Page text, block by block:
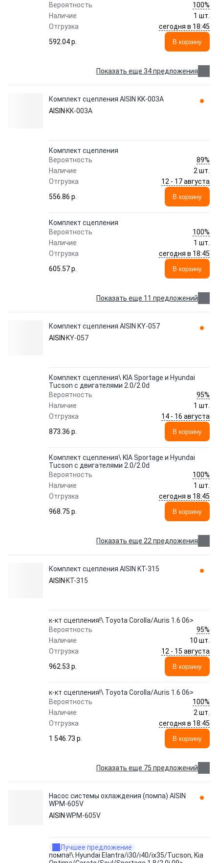
Вероятность
100%
Наличие
1 шт.
Отгрузка
сегодня в 18:45
592.04 p.
В корзину
Показать еще 34 предложения
Комплект сцепления AISIN KK-003A
AISIN KK-003A
Комплект сцепления
Вероятность
89%
Наличие
2 шт.
Отгрузка
12 - 17 августа
556.86 p.
В корзину
Комплект сцепления
Вероятность
100%
Наличие
1 шт.
Отгрузка
сегодня в 18:45
605.57 p.
В корзину
Показать еще 11 предложений
Комплект сцепления AISIN KY-057
AISIN KY-057
Комплект сцепления\ KIA Sportage и Hyundai
Tucson с двигателями 2.0/2.0d
Вероятность
95%
Наличие
1 шт.
Отгрузка
14 - 16 августа
873.36 p.
В корзину
Комплект сцепления\ KIA Sportage и Hyundai
Tucson с двигателями 2.0/2.0d
Вероятность
100%
Наличие
1 шт.
Отгрузка
сегодня в 18:45
968.75 p.
В корзину
Показать еще 22 предложения
Комплект сцепления AISIN KT-315
AISIN KT-315
к-кт сцепления!\ Toyota Corolla/Auris 1.6 06>
Вероятность
95%
Наличие
10 шт.
Отгрузка
12 - 15 августа
962.53 p.
В корзину
к-кт сцепления!\ Toyota Corolla/Auris 1.6 06>
Вероятность
100%
Наличие
2 шт.
Отгрузка
сегодня в 18:45
1 546.73 p.
В корзину
Показать еще 75 предложений
Насос системы охлаждения (помпа) AISIN
WPM-605V
AISIN WPM-605V
Лучшее предложение
помпа!\ Hyundai Elantra/i30/i40/ix35/Tucson, Kia